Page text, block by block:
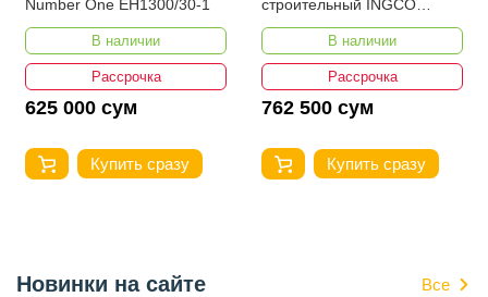
Number One EH1300/30-1
В наличии
Рассрочка
625 000 сум
Купить сразу
строительный INGCO
MXLI2001
В наличии
Рассрочка
762 500 сум
Купить сразу
Новинки на сайте Все